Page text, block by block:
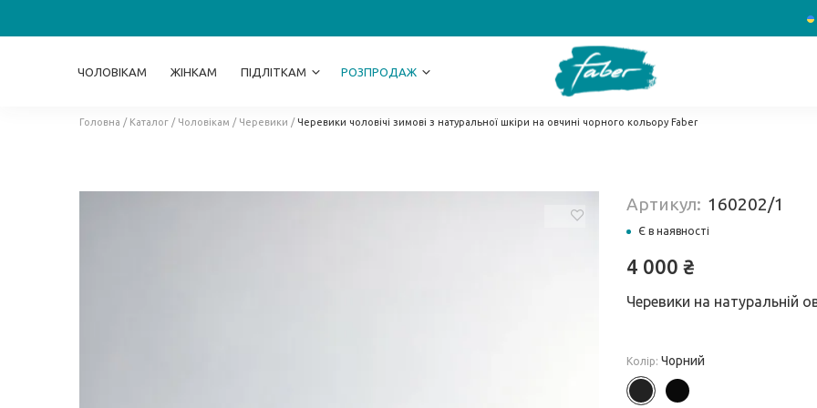
ЧОЛОВІКАМ ЖІНКАМ ПІДЛІТКАМ РОЗПРОДАЖ
Головна / Каталог / Чоловікам / Черевики /Черевики чоловічі зимові з натуральної шкіри на овчині чорного кольору Faber
Артикул: 160202/1
Є в наявності
4 000 ₴
Черевики на натуральній
Колір: Чорний